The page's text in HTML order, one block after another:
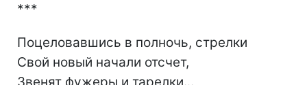
***
Поцеловавшись в полночь, стрелки
Свой новый начали отсчет,
Звенят фужеры и тарелки...